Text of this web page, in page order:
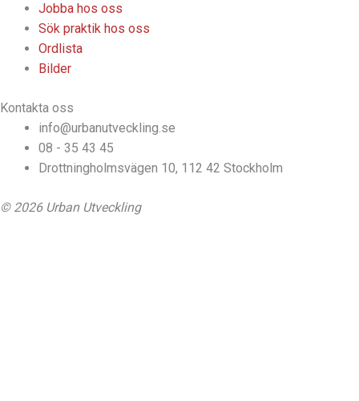
Jobba hos oss
Sök praktik hos oss
Ordlista
Bilder
Kontakta oss
info@urbanutveckling.se
08 - 35 43 45
Drottningholmsvägen 10, 112 42 Stockholm
© 2026 Urban Utveckling